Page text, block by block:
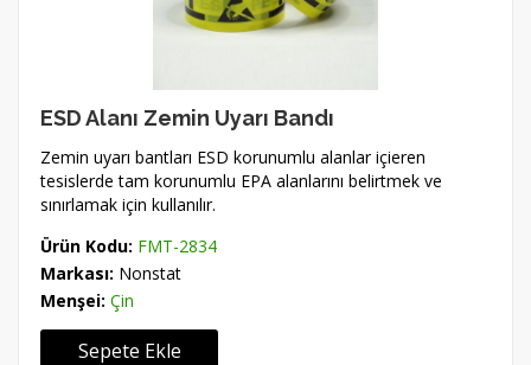
ESD Alanı Zemin Uyarı Bandı
Zemin uyarı bantları ESD korunumlu alanlar içieren
tesislerde tam korunumlu EPA alanlarını belirtmek ve
sınırlamak için kullanılır.
Ürün Kodu: FMT-2834
Markası: Nonstat
Menşei: Çin
Sepete Ekle